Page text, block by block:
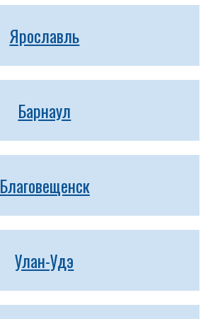
Ярославль
Барнаул
Благовещенск
Улан-Удэ